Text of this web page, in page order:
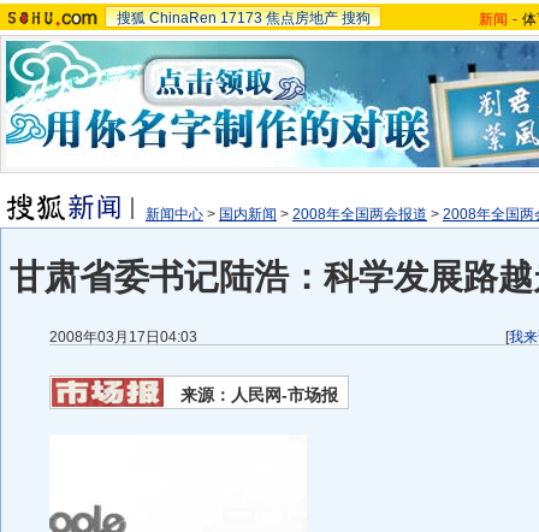
搜狐 ChinaRen 17173 焦点房地产 搜狗 新闻 -
新闻中心 > 国内新闻 > 2008年全国两会报道 > 2008年全国两
甘肃省委书记陆浩：科学发展路
2008年03月17日04:03 [我
来源：人民网-市场报